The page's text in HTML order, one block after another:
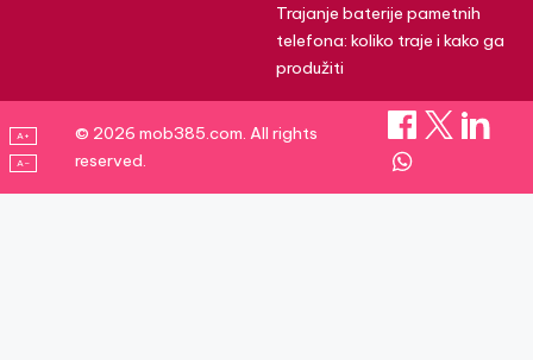
Trajanje baterije pametnih
telefona: koliko traje i kako ga
produžiti
A+
A–
© 2026 mob385.com. All rights
reserved.